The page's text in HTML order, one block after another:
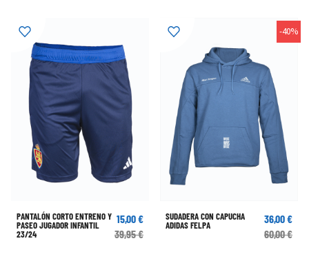
PANTALÓN CORTO ENTRENO Y
PASEO JUGADOR INFANTIL
23/24
15,00 €
39,95 €
-40%
SUDADERA CON CAPUCHA
ADIDAS FELPA
36,00 €
60,00 €